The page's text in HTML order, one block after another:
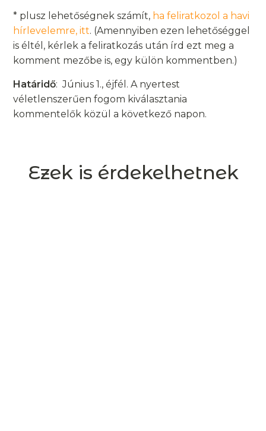
* plusz lehetőségnek számít, ha feliratkozol a havi
hírlevelemre, itt. (Amennyiben ezen lehetőséggel
is éltél, kérlek a feliratkozás után írd ezt meg a
komment mezőbe is, egy külön kommentben.)
Határidő: Június 1., éjfél. A nyertest
véletlenszerűen fogom kiválasztania
kommentelők közül a következő napon.
Ezek is érdekelhetnek